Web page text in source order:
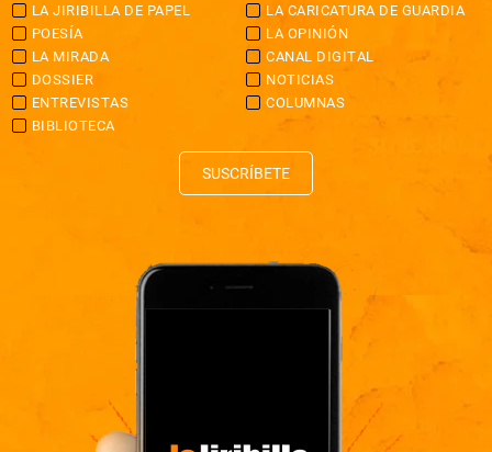
LA JIRIBILLA DE PAPEL
LA CARICATURA DE GUARDIA
POESÍA
LA OPINIÓN
LA MIRADA
CANAL DIGITAL
DOSSIER
NOTICIAS
ENTREVISTAS
COLUMNAS
BIBLIOTECA
SUSCRÍBETE